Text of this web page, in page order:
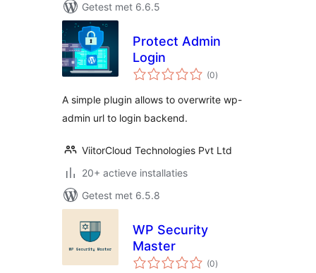
Getest met 6.6.5
Protect Admin
Login
(0totaal
waarderingen
)
A simple plugin allows to overwrite wp-
admin url to login backend.
ViitorCloud Technologies Pvt Ltd
20+ actieve installaties
Getest met 6.5.8
WP Security
Master
(0totaal
waarderingen
)